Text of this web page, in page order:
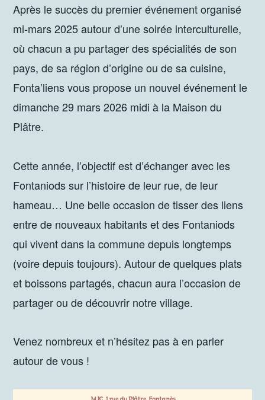
Après le succès du premier événement organisé
mi-mars 2025 autour d’une soirée interculturelle,
où chacun a pu partager des spécialités de son
pays, de sa région d’origine ou de sa cuisine,
Fonta’liens vous propose un nouvel événement le
dimanche 29 mars 2026 midi à la Maison du
Plâtre.
Cette année, l’objectif est d’échanger avec les
Fontaniods sur l’histoire de leur rue, de leur
hameau… Une belle occasion de tisser des liens
entre de nouveaux habitants et des Fontaniods
qui vivent dans la commune depuis longtemps
(voire depuis toujours). Autour de quelques plats
et boissons partagés, chacun aura l’occasion de
partager ou de découvrir notre village.
Venez nombreux et n’hésitez pas à en parler
autour de vous !